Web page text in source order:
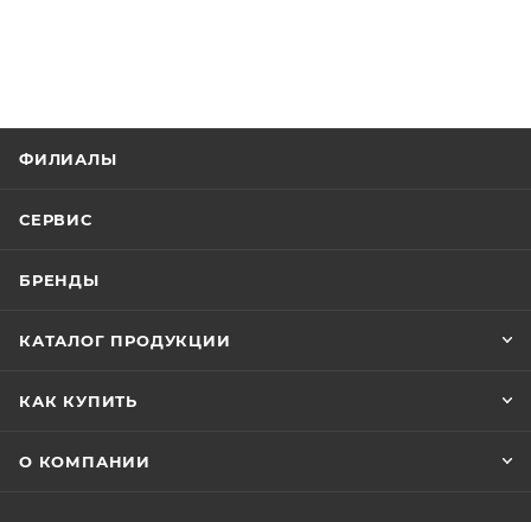
ФИЛИАЛЫ
СЕРВИС
БРЕНДЫ
КАТАЛОГ ПРОДУКЦИИ
КАК КУПИТЬ
О КОМПАНИИ